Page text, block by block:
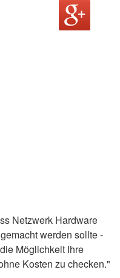
Netzwerk Hardware
werden sollte -
Möglichkeit Ihre
Kosten zu checken."